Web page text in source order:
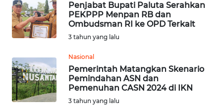
Penjabat Bupati Paluta Serahkan
PEKPPP Menpan RB dan
Ombudsman RI ke OPD Terkait
3 tahun yang lalu
Nasional
Pemerintah Matangkan Skenario
Pemindahan ASN dan
Pemenuhan CASN 2024 di IKN
3 tahun yang lalu
WN
DAIRI
DANAU
TOBA
WN
NIAS